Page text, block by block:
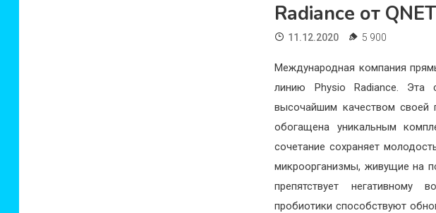
Radiance от QNET
11.12.2020 5 900
Международная компания
линию Physio Radiance. Эта
высочайшим качеством своей
обогащена уникальным
сочетание сохраняет
микроорганизмы, живущие на
препятствует
пробиотики способствуют